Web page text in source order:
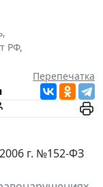
,
РФ,
Перепечатка
г. №152-ФЗ